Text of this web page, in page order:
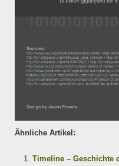
Ähnliche Artikel:
Timeline – Geschichte